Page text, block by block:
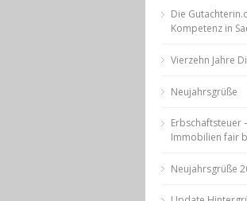
Die
Kompetenz in
Vierzehn Jahre
Neujahrsgrüße
Erbschaftsteuer
Immobilien fair
Neujahrsgrüße